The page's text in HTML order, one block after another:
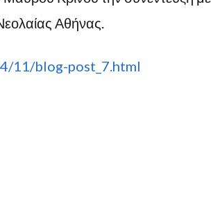
Αθήνας.
11/blog-post_7.html